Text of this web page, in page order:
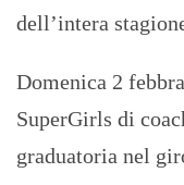
dell’intera
Domenica 2
SuperGirls di
graduatoria nel